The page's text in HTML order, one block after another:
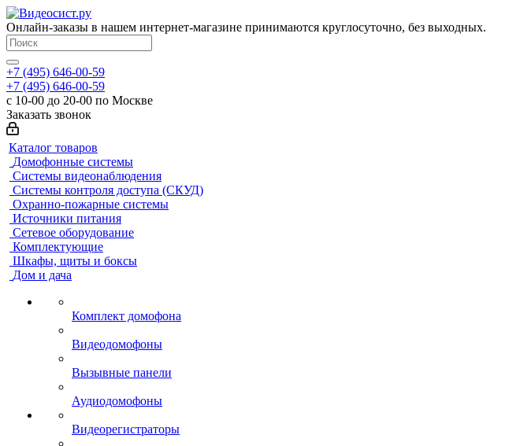
Онлайн-заказы в нашем интернет-магазине принимаются круглосуточно, без выходных.
+7 (495) 646-00-59
+7 (495) 646-00-59
с 10-00 до 20-00 по Москве
Заказать звонок
Каталог товаров
Домофонные системы
Системы видеонаблюдения
Системы контроля доступа (СКУД)
Охранно-пожарные системы
Источники питания
Сетевое оборудование
Комплектующие
Шкафы, щиты и боксы
Дом и дача
Комплект домофона
Видеодомофоны
Вызывные панели
Аудиодомофоны
Видеорегистраторы